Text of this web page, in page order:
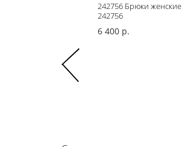
242756 Брюки женские
242756
6 400 р.